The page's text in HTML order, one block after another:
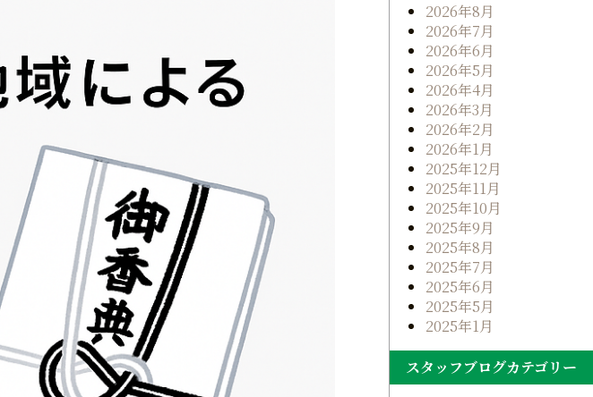
2026年8月
2026年7月
2026年6月
2026年5月
2026年4月
2026年3月
2026年2月
2026年1月
2025年12月
2025年11月
2025年10月
2025年9月
2025年8月
2025年7月
2025年6月
2025年5月
2025年1月
スタッフブログカテゴリー